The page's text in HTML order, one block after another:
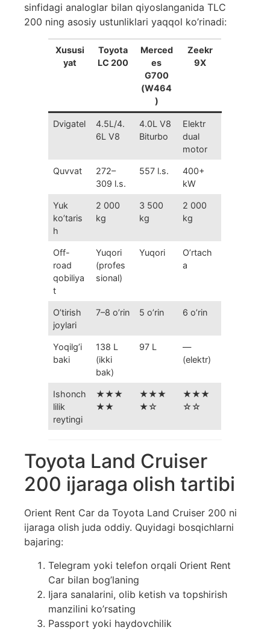
sinfidagi analoglar bilan qiyoslanganida TLC
200 ning asosiy ustunliklari yaqqol ko’rinadi:
Xususi
yat
Toyota
LC 200
Merced
es
G700
(W464
)
Zeekr
9X
Dvigatel
4.5L/4.
6L V8
4.0L V8
Biturbo
Elektr
dual
motor
Quvvat
272–
309 l.s.
557 l.s.
400+
kW
Yuk
ko’taris
h
2 000
kg
3 500
kg
2 000
kg
Off-
road
qobiliya
t
Yuqori
(profes
sional)
Yuqori
O’rtach
a
O’tirish
joylari
7–8 o’rin 5 o’rin 6 o’rin
Yoqilg’i
baki
138 L
(ikki
bak)
97 L
—
(elektr)
Ishonch
lilik
reytingi
★★★
★★
★★★
★☆
★★★
☆☆
Toyota Land Cruiser
200 ijaraga olish tartibi
Orient Rent Car da Toyota Land Cruiser 200 ni
ijaraga olish juda oddiy. Quyidagi bosqichlarni
bajaring:
Telegram yoki telefon orqali Orient Rent
Car bilan bog’laning
Ijara sanalarini, olib ketish va topshirish
manzilini ko’rsating
Passport yoki haydovchilik